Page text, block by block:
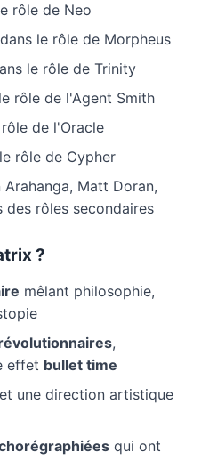
rôle de Neo
dans le rôle de Morpheus
le rôle de Trinity
rôle de l'Agent Smith
de l'Oracle
rôle de Cypher
Matt Doran,
des rôles secondaires
?
mêlant philosophie,
,
effet bullet time
et une direction artistique
qui ont